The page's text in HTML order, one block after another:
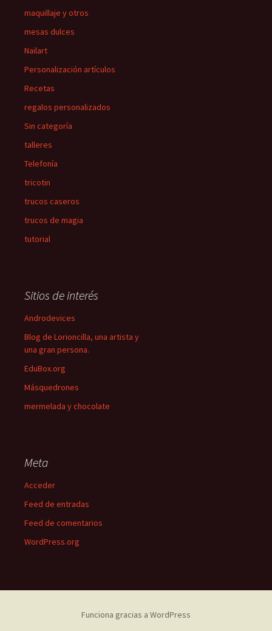
maquillaje y otros
mesas dulces
Nailart
Personalización artículos
Recetas
regalos personalizados
Sin categoría
talleres
Telefonía
tricotin
trucos caseros
trucos de magia
tutorial
Sitios de interés
Androdevices
Blog de Lorioncilla, una artista y
una gran persona.
EduBox.org
Másquedrones
mermelada y chocolate
Meta
Acceder
Feed de entradas
Feed de comentarios
WordPress.org
Funciona gracias a WordPress